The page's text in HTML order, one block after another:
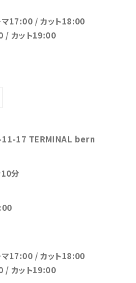
マ17:00 / カット18:00
/ カット19:00
11-17 TERMINAL bern
10分
マ17:00 / カット18:00
/ カット19:00